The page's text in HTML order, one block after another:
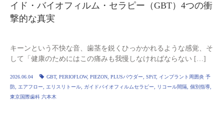
イド・バイオフィルム・セラピー（GBT）4つの衝
撃的な真実
キーンという不快な音、歯茎を鋭くひっかかれるような感覚、そ
して「健康のためにはこの痛みも我慢しなければならない […]
2026.06.04 GBT, PERIOFLOW, PIEZON PLUSパウダー SPiT, インプラント周囲炎 予
防
エアフロー エリスリトール ガイドバイオフィルムセラピー リコール間隔 個別指導
東京国際歯科 六本木